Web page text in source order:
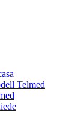
Telmed